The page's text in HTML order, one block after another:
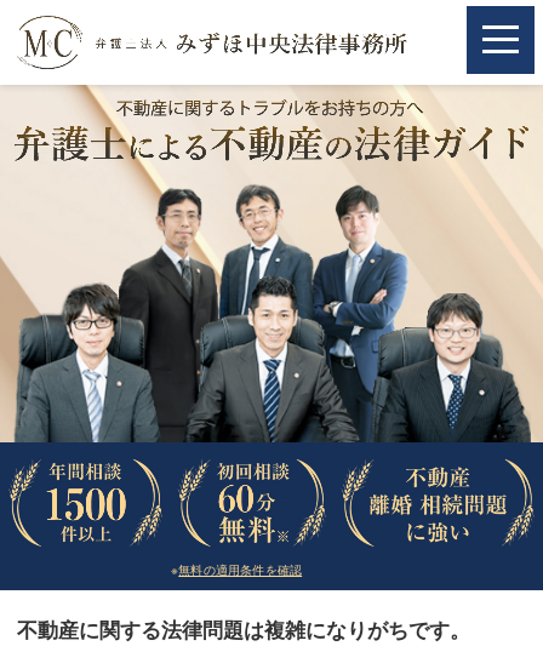
取扱分野
相続・遺言
離婚（夫婦間トラブル）
企業法務
労働問題（解雇，残業等）
刑事弁護
交通事故
法律相談など（その他）
※無料の適用条件を確認
不動産に関する法律問題は複雑になりがちです。
取扱分野
相続・遺言
離婚（夫婦間トラブル）
企業法務
労働問題（解雇，残業等）
刑事弁護
交通事故
法律相談など（その他）